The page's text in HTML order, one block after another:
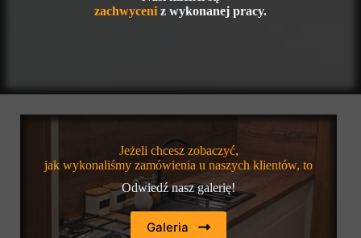
zachwyceni z wykonanej pracy.
Jeżeli chcesz zobaczyć,
jak wykonaliśmy zamówienia u naszych klientów, to
Odwiedź nasz galerię!
Galeria